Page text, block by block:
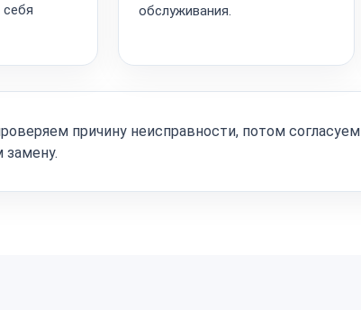
обслуживания.
причину неисправности, потом согласуем
замену.